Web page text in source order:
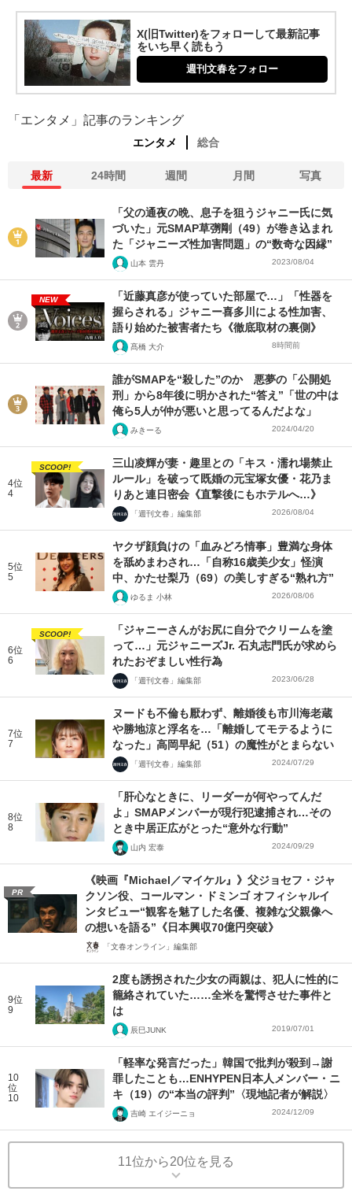
X(旧Twitter)をフォローして最新記事
をいち早く読もう
週刊文春をフォロー
「エンタメ」記事のランキング
エンタメ 総合
最新 24時間 週間 月間 写真
「父の通夜の晩、息子を狙うジャニー氏に気
づいた」元SMAP草彅剛（49）が巻き込まれ
た「ジャニーズ性加害問題」の“数奇な因縁”
山本 雲丹 2023/08/04
NEW
「近藤真彦が使っていた部屋で…」「性器を
握らされる」ジャニー喜多川による性加害、
語り始めた被害者たち《徹底取材の裏側》
髙橋 大介 8時間前
誰がSMAPを“殺した”のか 悪夢の「公開処
刑」から8年後に明かされた“答え”「世の中は
俺ら5人が仲が悪いと思ってるんだよな」
みきーる 2024/04/20
4位
4
SCOOP!
三山凌輝が妻・趣里との「キス・濡れ場禁止
ルール」を破って既婚の元宝塚女優・花乃ま
りあと連日密会《直撃後にもホテルへ…》
「週刊文春」編集部 2026/08/04
5位
5
ヤクザ顔負けの「血みどろ情事」豊満な身体
を舐めまわされ…「自称16歳美少女」怪演
中、かたせ梨乃（69）の美しすぎる“熟れ方”
ゆるま 小林 2026/08/06
6位
6
SCOOP!
「ジャニーさんがお尻に自分でクリームを塗
って…」元ジャニーズJr. 石丸志門氏が求めら
れたおぞましい性行為
「週刊文春」編集部 2023/06/28
7位
7
ヌードも不倫も厭わず、離婚後も市川海老蔵
や勝地涼と浮名を…「離婚してモテるように
なった」高岡早紀（51）の魔性がとまらない
「週刊文春」編集部 2024/07/29
8位
8
「肝心なときに、リーダーが何やってんだ
よ」SMAPメンバーが現行犯逮捕され…その
とき中居正広がとった“意外な行動”
山内 宏泰 2024/09/29
PR
《映画『Michael／マイケル』》父ジョセフ・ジャ
クソン役、コールマン・ドミンゴ オフィシャルイ
ンタビュー“観客を魅了した名優、複雑な父親像へ
の想いを語る”《日本興収70億円突破》
「文春オンライン」編集部
9位
9
2度も誘拐された少女の両親は、犯人に性的に
籠絡されていた……全米を驚愕させた事件と
は
辰巳JUNK 2019/07/01
10
位
10
「軽率な発言だった」韓国で批判が殺到→謝
罪したことも…ENHYPEN日本人メンバー・ニ
キ（19）の“本当の評判”〈現地記者が解説〉
吉崎 エイジーニョ 2024/12/09
11位から20位を見る